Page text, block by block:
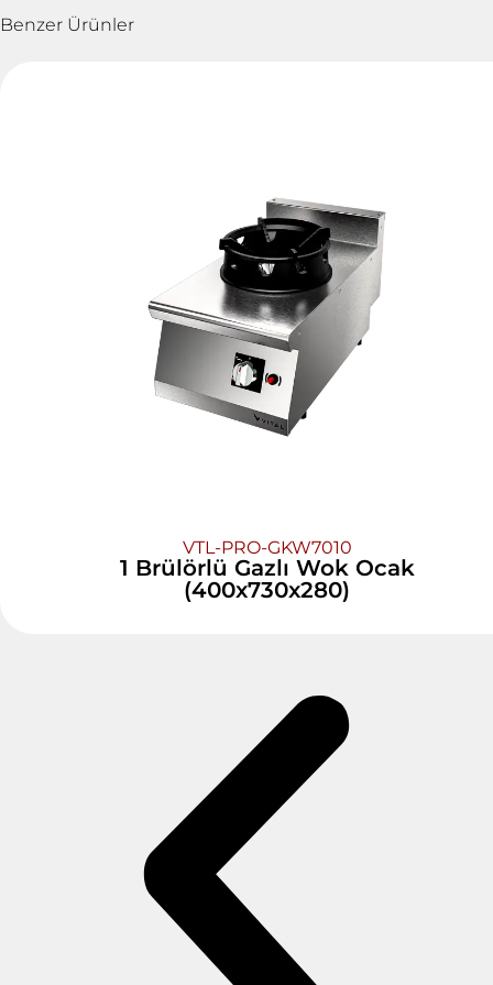
Benzer Ürünler
VTL-PRO-GKW7010
1 Brülörlü Gazlı Wok Ocak
(400x730x280)